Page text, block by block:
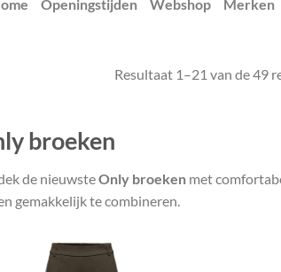
Openingstijden Webshop Merken
Resultaat 1–21 van de 49
broeken
de nieuwsteOnly broeken met
gemakkelijk te combineren.